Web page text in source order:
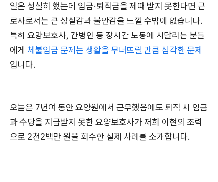
일은 성실히 했는데 임금·퇴직금을 제때 받지 못한다면 근
로자로서는 큰 상실감과 불안감을 느낄 수밖에 없습니다.
특히 요양보호사, 간병인 등 장시간 노동에 시달리는 분들
에게 체불임금 문제는 생활을 무너뜨릴 만큼 심각한 문제
입니다.
오늘은 7년여 동안 요양원에서 근무했음에도 퇴직 시 임금
과 수당을 지급받지 못한 요양보호사가 저희 이현의 조력
으로 2천2백만 원을 회수한 실제 사례를 소개합니다.